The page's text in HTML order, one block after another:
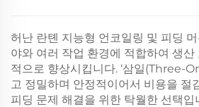
허난 란톈 지능형 언코일링 및 피딩
야와 여러 작업 환경에 적합하여 생
적으로 향상시킵니다. ‘삼일(Three-
고 정밀하며 안정적이어서 비용을 절
피딩 문제 해결을 위한 탁월한 선택입